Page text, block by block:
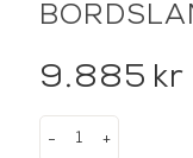
9.885 kr
+
-